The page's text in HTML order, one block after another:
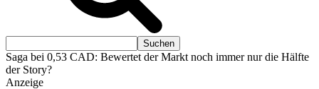
Saga bei 0,53 CAD: Bewertet der Markt noch immer nur die Hälfte
der Story?
Anzeige